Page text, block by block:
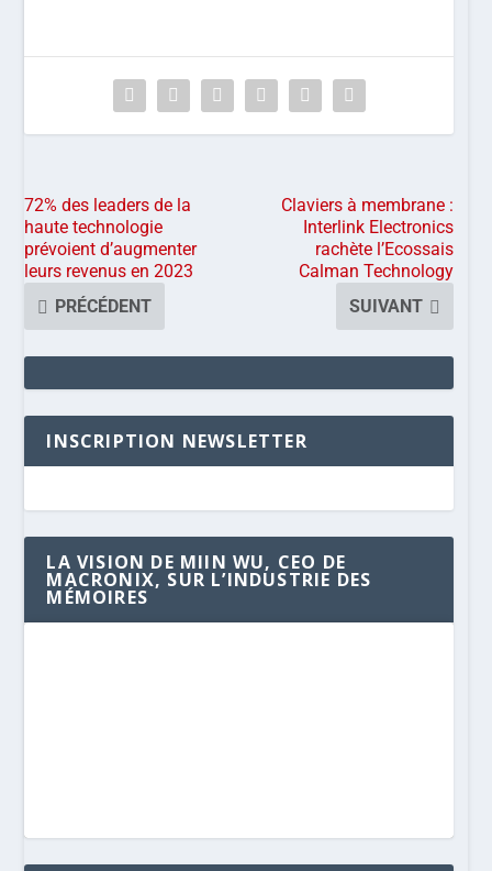
72% des leaders de la
haute technologie
prévoient d’augmenter
leurs revenus en 2023
PRÉCÉDENT
Claviers à membrane :
Interlink Electronics
rachète l’Ecossais
Calman Technology
SUIVANT
INSCRIPTION NEWSLETTER
LA VISION DE MIIN WU, CEO DE
MACRONIX, SUR L’INDUSTRIE DES
MÉMOIRES